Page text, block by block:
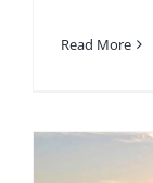
Read More